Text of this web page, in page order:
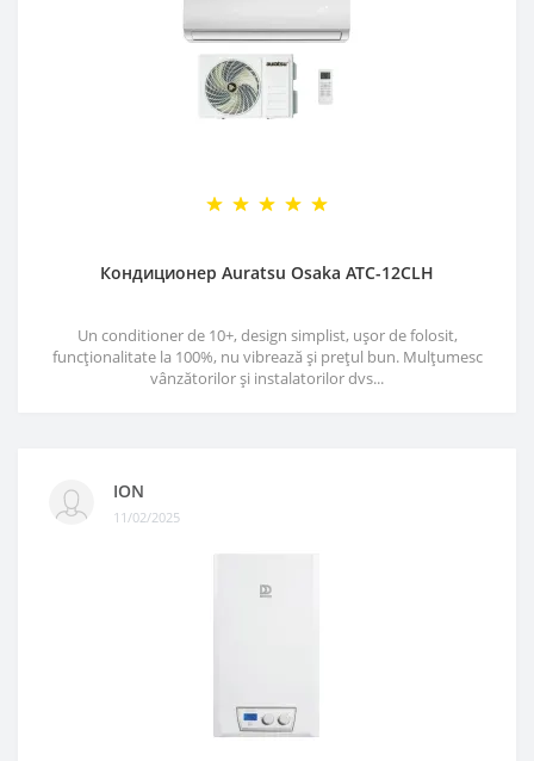
Кондиционер Auratsu Osaka ATC-12CLH
Un conditioner de 10+, design simplist, ușor de folosit,
funcționalitate la 100%, nu vibrează și prețul bun. Mulțumesc
vânzătorilor și instalatorilor dvs...
ION
11/02/2025